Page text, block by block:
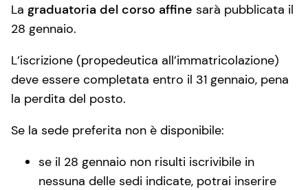
La graduatoria del corso affine sarà pubblicata il
28 gennaio.
L’iscrizione (propedeutica all’immatricolazione)
deve essere completata entro il 31 gennaio, pena
la perdita del posto.
Se la sede preferita non è disponibile:
se il 28 gennaio non risulti iscrivibile in
nessuna delle sedi indicate, potrai inserire